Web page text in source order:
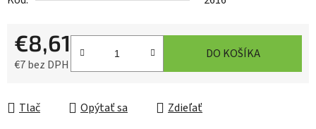
€8,61
€7 bez DPH
DO KOŠÍKA
Tlač Opýtať sa Zdieľať